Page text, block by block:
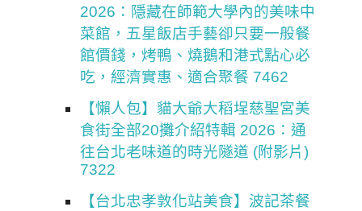
2026：隱藏在師範大學內的美味中
菜館，五星飯店手藝卻只要一般餐
館價錢，烤鴨、燒鵝和港式點心必
吃，經濟實惠、適合聚餐 7462
【懶人包】貓大爺大稻埕慈聖宮美
食街全部20攤介紹特輯 2026：通
往台北老味道的時光隧道 (附影片)
7322
【台北忠孝敦化站美食】波記茶餐